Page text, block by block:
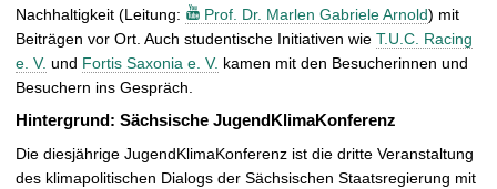
Nachhaltigkeit (Leitung:
Prof. Dr. Marlen Gabriele Arnold) mit
Beiträgen vor Ort. Auch studentische Initiativen wie T.U.C. Racing
e. V. und Fortis Saxonia e. V. kamen mit den Besucherinnen und
Besuchern ins Gespräch.
Hintergrund: Sächsische JugendKlimaKonferenz
Die diesjährige JugendKlimaKonferenz ist die dritte Veranstaltung
des klimapolitischen Dialogs der Sächsischen Staatsregierung mit